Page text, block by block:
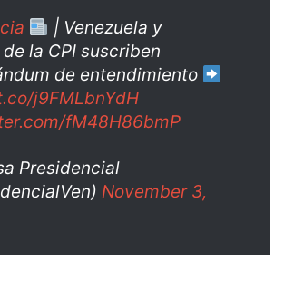
| Venezuela y
la CPI suscriben
de entendimiento
j9FMLbnYdH
fM48H86bmP
Presidencial
November 3,